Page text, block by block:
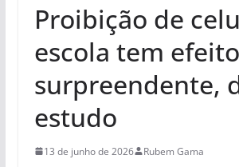
Proibição de
escola tem efeito
surpreendente,
estudo
13 de junho de 2026 Rubem Gama